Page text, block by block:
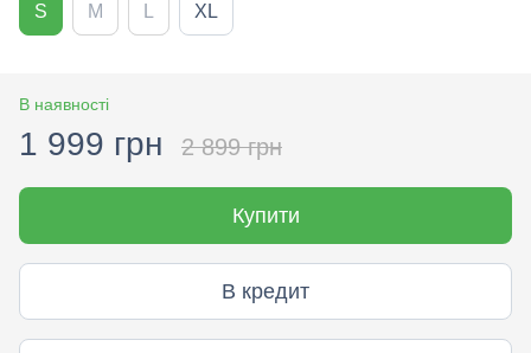
S M XL
В наявності
1 999 грн 2 899 грн
Купити
В кредит